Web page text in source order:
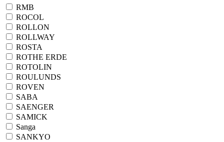
RMB
ROCOL
ROLLON
ROLLWAY
ROSTA
ROTHE ERDE
ROTOLIN
ROULUNDS
ROVEN
SABA
SAENGER
SAMICK
Sanga
SANKYO